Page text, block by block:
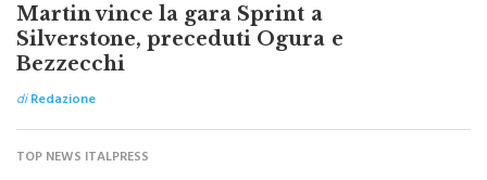
Martin vince la gara Sprint a
Silverstone, preceduti Ogura e
Bezzecchi
diRedazione
TOP NEWS ITALPRESS